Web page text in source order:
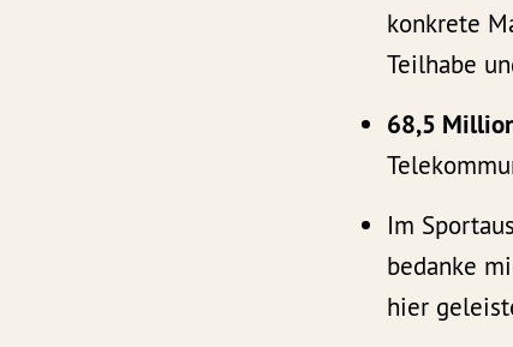
konkrete
Teilhabe
68,5
Im
bedanke
hier